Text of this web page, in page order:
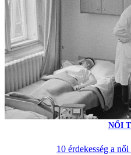
NŐI
10 érdekesség a